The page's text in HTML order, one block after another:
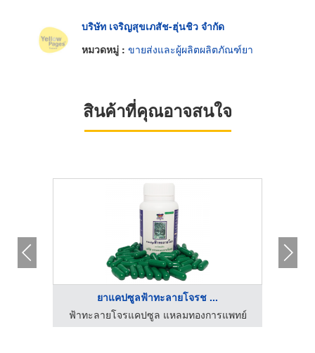
บริษัท เจริญสุขเภสัช-ฮุ่นชิว จำกัด
หมวดหมู่ : ขายส่งและผู้ผลิตผลิตภัณฑ์ยา
สินค้าที่คุณอาจสนใจ
ยาแคปซูลฟ้าทะลายโจรช ...
ฟ้าทะลายโจรแคปซูล แหลมทองการแพทย์